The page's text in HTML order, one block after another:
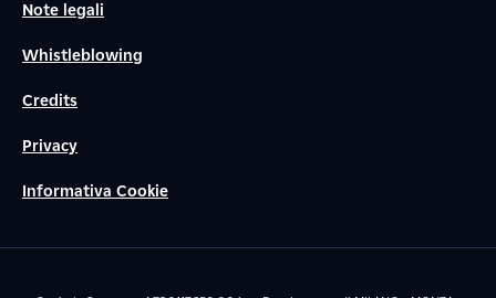
Note legali
Whistleblowing
Credits
Privacy
Informativa Cookie